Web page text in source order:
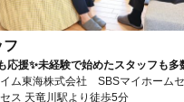
フ
応援✨未経験で始めたスタッフも多
ム東海株式会社 SBSマイホーム
ス 天竜川駅より徒歩5分